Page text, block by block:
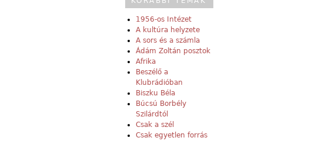
1956-os Intézet
A kultúra helyzete
A sors és a számla
Ádám Zoltán posztok
Afrika
Beszélő a
Klubrádióban
Biszku Béla
Búcsú Borbély
Szilárdtól
Csak a szél
Csak egyetlen forrás